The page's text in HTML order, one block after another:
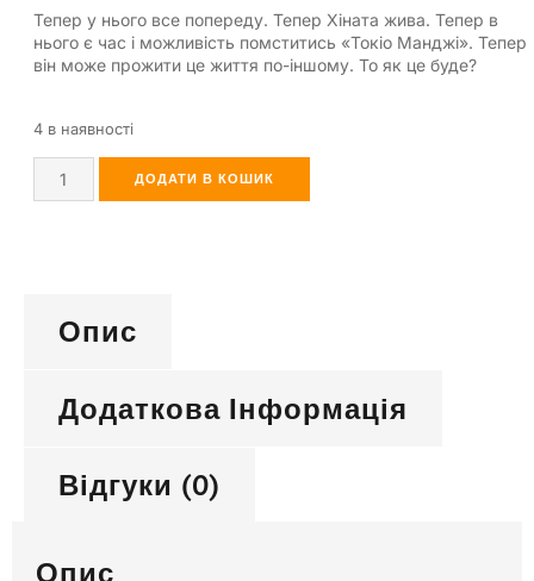
Тепер у нього все попереду. Тепер Хіната жива. Тепер в
нього є час і можливість помститись «Токіо Манджі». Тепер
він може прожити це життя по-іншому. То як це буде?
4 в наявності
ДОДАТИ В КОШИК
Опис
Додаткова Інформація
Відгуки (0)
Опис